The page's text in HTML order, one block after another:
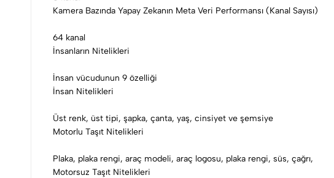
Kamera Bazında Yapay Zekanın Meta Veri Performansı (Kanal Sayısı)
64 kanal
İnsanların Nitelikleri
İnsan vücudunun 9 özelliği
İnsan Nitelikleri
Üst renk, üst tipi, şapka, çanta, yaş, cinsiyet ve şemsiye
Motorlu Taşıt Nitelikleri
Plaka, plaka rengi, araç modeli, araç logosu, plaka rengi, süs, çağrı,
Motorsuz Taşıt Nitelikleri